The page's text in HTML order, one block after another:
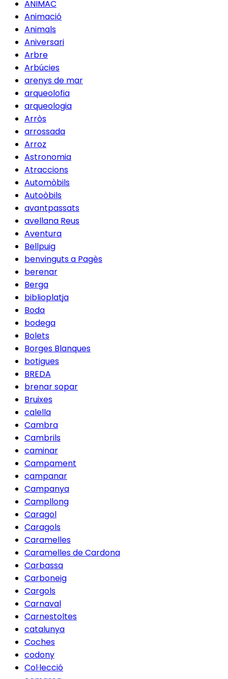
ANIMAC
Animació
Animals
Aniversari
Arbre
Arbúcies
arenys de mar
arqueolofia
arqueologia
Arròs
arrossada
Arroz
Astronomia
Atraccions
Automòbils
Autoòbils
avantpassats
avellana Reus
Aventura
Bellpuig
benvinguts a Pagès
berenar
Berga
biblioplatja
Boda
bodega
Bolets
Borges Blanques
botigues
BREDA
brenar sopar
Bruixes
calella
Cambra
Cambrils
caminar
Campament
campanar
Campanya
Campllong
Caragol
Caragols
Caramelles
Caramelles de Cardona
Carbassa
Carboneig
Cargols
Carnaval
Carnestoltes
catalunya
Coches
codony
Col·lecció